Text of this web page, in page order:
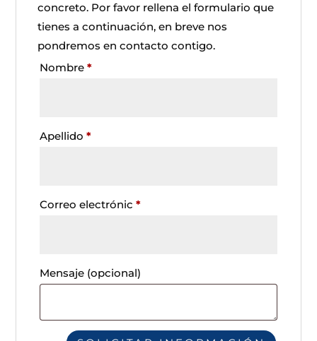
concreto. Por favor rellena el formulario que
tienes a continuación, en breve nos
pondremos en contacto contigo.
Nombre*
Apellido*
Correo electrónic*
Mensaje (opcional)